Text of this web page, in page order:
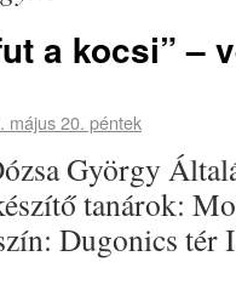
a kocsi” –
május 20. péntek
György
tanárok:
Dugonics tér